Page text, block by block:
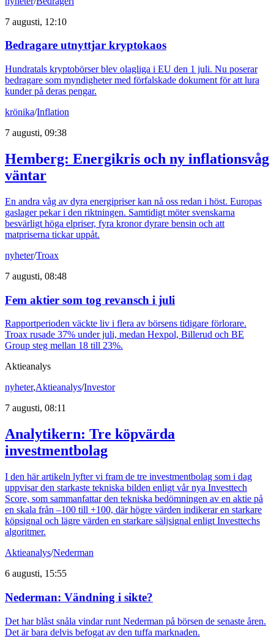
7 augusti, 12:10
Bedragare utnyttjar kryptokaos
Hundratals kryptobörser blev olagliga i EU den 1 juli. Nu poserar
bedragare som myndigheter med förfalskade dokument för att lura
kunder på deras pengar.
krönika/Inflation
7 augusti, 09:38
Hemberg: Energikris och ny inflationsvåg
väntar
En andra våg av dyra energipriser kan nå oss redan i höst. Europas
gaslager pekar i den riktningen. Samtidigt möter svenskarna
besvärligt höga elpriser, fyra kronor dyrare bensin och att
matpriserna tickar uppåt.
nyheter/Troax
7 augusti, 08:48
Fem aktier som tog revansch i juli
Rapportperioden väckte liv i flera av börsens tidigare förlorare.
Troax rusade 37% under juli, medan Hexpol, Billerud och BE
Group steg mellan 18 till 23%.
Aktieanalys
nyheter,Aktieanalys/Investor
7 augusti, 08:11
Analytikern: Tre köpvärda
investmentbolag
I den här artikeln lyfter vi fram de tre investmentbolag som i dag
uppvisar den starkaste tekniska bilden enligt vår nya Investtech
Score, som sammanfattar den tekniska bedömningen av en aktie på
en skala från –100 till +100, där högre värden indikerar en starkare
köpsignal och lägre värden en starkare säljsignal enligt Investtechs
algoritmer.
Aktieanalys/Nederman
6 augusti, 15:55
Nederman: Vändning i sikte?
Det har blåst snåla vindar runt Nederman på börsen de senaste åren.
Det är bara delvis befogat av den tuffa marknaden.